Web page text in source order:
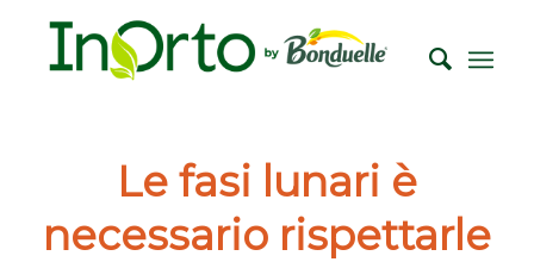
Le fasi lunari è
necessario rispettarle